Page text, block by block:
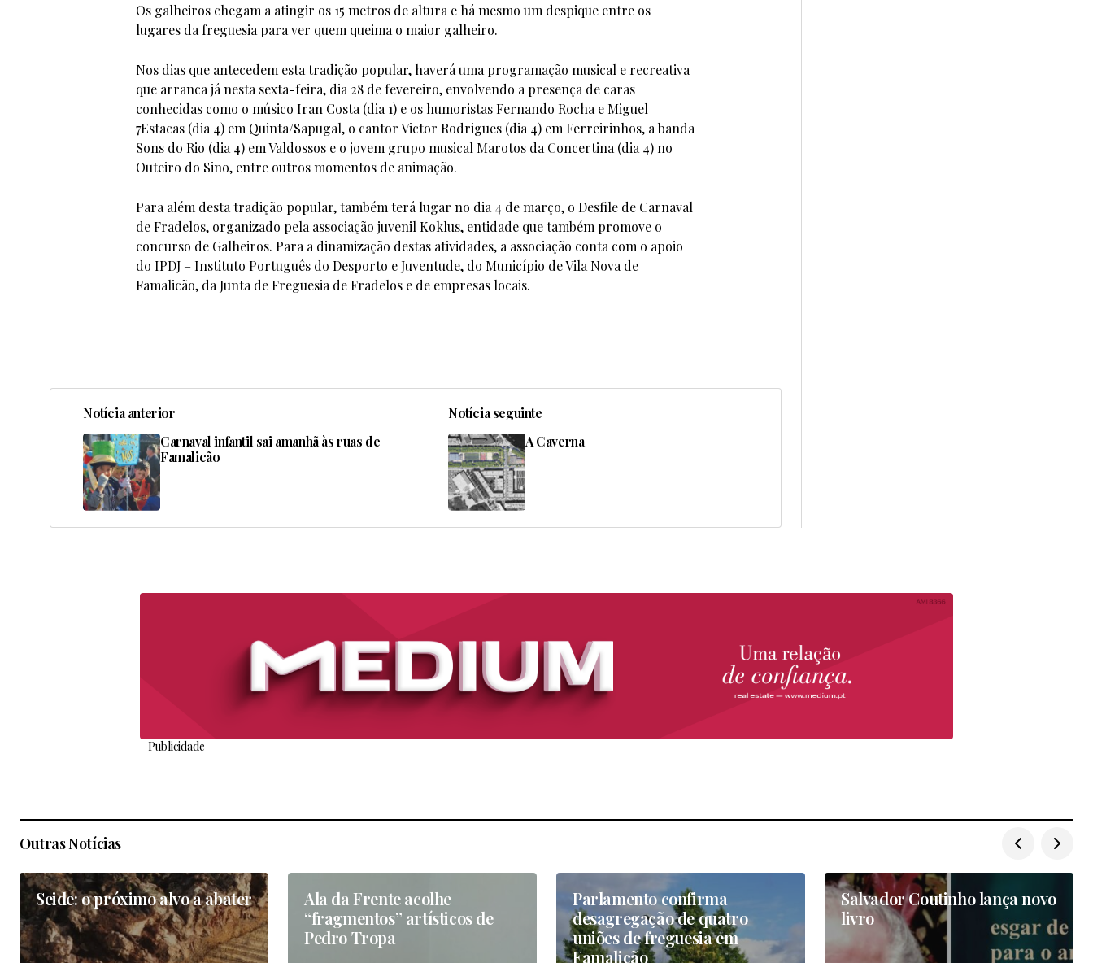
Os galheiros chegam a atingir os 15 metros de altura e há mesmo um despique entre os
lugares da freguesia para ver quem queima o maior galheiro.
Nos dias que antecedem esta tradição popular, haverá uma programação musical e recreativa
que arranca já nesta sexta-feira, dia 28 de fevereiro, envolvendo a presença de caras
conhecidas como o músico Iran Costa (dia 1) e os humoristas Fernando Rocha e Miguel
7Estacas (dia 4) em Quinta/Sapugal, o cantor Victor Rodrigues (dia 4) em Ferreirinhos, a banda
Sons do Rio (dia 4) em Valdossos e o jovem grupo musical Marotos da Concertina (dia 4) no
Outeiro do Sino, entre outros momentos de animação.
Para além desta tradição popular, também terá lugar no dia 4 de março, o Desfile de Carnaval
de Fradelos, organizado pela associação juvenil Koklus, entidade que também promove o
concurso de Galheiros. Para a dinamização destas atividades, a associação conta com o apoio
do IPDJ – Instituto Português do Desporto e Juventude, do Município de Vila Nova de
Famalicão, da Junta de Freguesia de Fradelos e de empresas locais.
Notícia anterior
Carnaval infantil sai amanhã às ruas de
Famalicão
Notícia seguinte
A Caverna
- Publicidade -
Outras Notícias
Seide: o próximo alvo a abater
Ala da Frente acolhe
“fragmentos” artísticos de
Pedro Tropa
Parlamento confirma
desagregação de quatro
uniões de freguesia em
Famalicão
Salvador Coutinho lança novo
livro